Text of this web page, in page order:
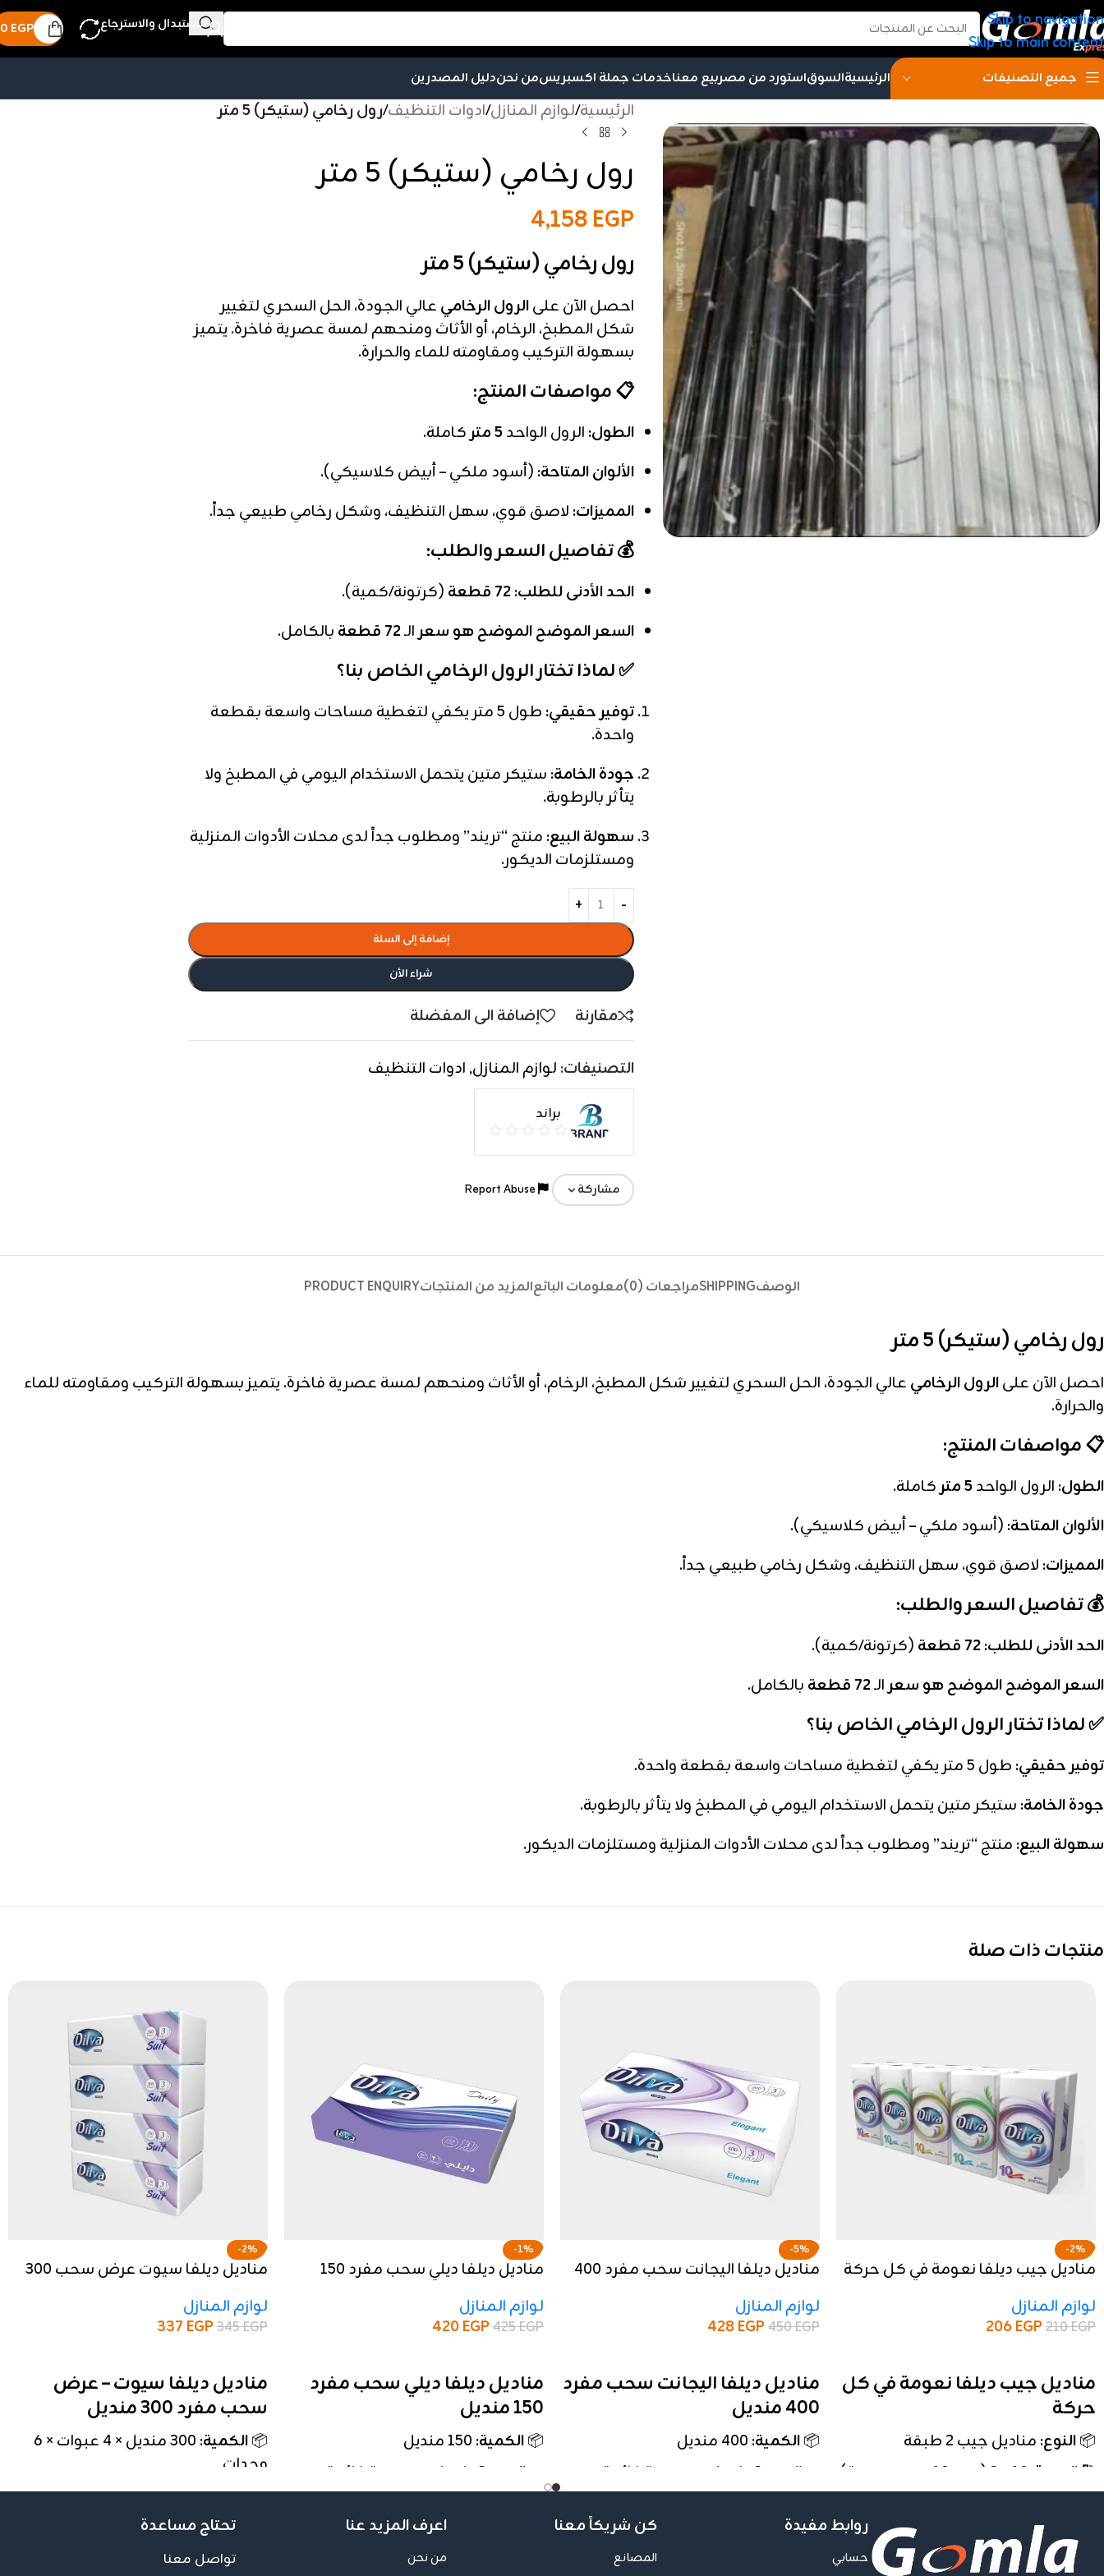
Skip to navigation
Skip to main content
الاستبدال والاسترجاع 0 EGP
جميع التصنيفات الرئيسيةالسوقاستورد من مصربيع معناخدمات جملة اكسبريسمن نحندليل المصدرين
الرئيسية/لوازم المنازل/ادوات التنظيف/رول رخامي (ستيكر) 5 متر
رول رخامي (ستيكر) 5 متر
4,158EGP
رول رخامي (ستيكر) 5 متر
احصل الآن علىالرول الرخامي عالي الجودة، الحل السحري لتغيير
شكل المطبخ، الرخام، أو الأثاث ومنحهم لمسة عصرية فاخرة. يتميز
بسهولة التركيب ومقاومته للماء والحرارة.
📋 مواصفات المنتج:
الطول: الرول الواحد5 متر
كاملة.
الألوان المتاحة: (أسود ملكي – أبيض كلاسيكي).
المميزات: لاصق قوي، سهل التنظيف، وشكل رخامي طبيعي جداً.
💰 تفاصيل السعر والطلب:
الحد الأدنى للطلب:72 قطعة
(كرتونة/كمية).
السعر الموضح الموضح هو سعرالـ72 قطعة بالكامل.
✅ لماذا تختار الرول الرخامي الخاص بنا؟
توفير حقيقي:
طول 5 متر يكفي لتغطية مساحات واسعة بقطعة
واحدة.
جودة الخامة: ستيكر متين يتحمل الاستخدام اليومي في المطبخ ولا
يتأثر بالرطوبة.
سهولة البيع: منتج “تريند” ومطلوب جداً لدى محلات الأدوات المنزلية
ومستلزمات الديكور.
إضافة إلى السلة
شراء الأن
مقارنة إضافة الى المفضلة
التصنيفات: لوازم المنازل, ادوات التنظيف
براند
مشاركة
الوصفSHIPPINGمراجعات (0) معلومات البائعالمزيد من المنتجاتPRODUCT ENQUIRY
رول رخامي (ستيكر) 5 متر
احصل الآن علىالرول الرخامي عالي الجودة، الحل السحري لتغيير شكل المطبخ، الرخام، أو الأثاث ومنحهم لمسة عصرية فاخرة. يتميز بسهولة التركيب ومقاومته للماء
والحرارة.
📋 مواصفات المنتج:
الطول: الرول الواحد5 متر
كاملة.
الألوان المتاحة: (أسود ملكي – أبيض كلاسيكي).
المميزات: لاصق قوي، سهل التنظيف، وشكل رخامي طبيعي جداً.
💰 تفاصيل السعر والطلب:
الحد الأدنى للطلب:72 قطعة
(كرتونة/كمية).
السعر الموضح الموضح هو سعرالـ72 قطعة بالكامل.
✅ لماذا تختار الرول الرخامي الخاص بنا؟
توفير حقيقي: طول 5 متر يكفي لتغطية مساحات واسعة بقطعة واحدة.
جودة الخامة: ستيكر متين يتحمل الاستخدام اليومي في المطبخ ولا يتأثر بالرطوبة.
سهولة البيع: منتج “تريند” ومطلوب جداً لدى محلات الأدوات المنزلية ومستلزمات الديكور.
منتجات ذات صلة
-2%
مناديل جيب ديلفا نعومة في كل حركة
لوازم المنازل
210EGP
206EGP
مناديل جيب ديلفا نعومة في كل
حركة
📦النوع: مناديل جيب 2 طبقة
🔢 العبوة
Delicate
🏭المصدر : إنتاج مصنع ديلفا – جودة
-5%
مناديل ديلفا اليجانت سحب مفرد 400
لوازم المنازل
450EGP
428EGP
مناديل ديلفا اليجانت سحب مفرد
400 منديل
📦الكمية: 400 منديل
النوع
: 3 طبقات – نعومة فائقة
وثبات عالي
🏭الصناعة
: مصرية – إنتاج مصنع
-1%
مناديل ديلفا ديلي سحب مفرد 150
لوازم المنازل
425EGP
420EGP
مناديل ديلفا ديلي سحب مفرد
150 منديل
📦الكمية: 150 منديل
النوع
: 3 طبقات – نعومة فائقة
واستخدام يومي مريح
: مصرية – إنتاج مصنع
ديلفا بجودة ممتازة
-2%
مناديل ديلفا سيوت عرض سحب 300
لوازم المنازل
345EGP
337 EGP
مناديل ديلفا سيوت – عرض
سحب مفرد 300 منديل
📦الكمية
: 300 منديل × 4 عبوات × 6
وحدات
🧼النوع : 3 طبقات – نعومة فائقة
وثبات عالي
الصناعة
: مصرية – إنتاج مصنع
روابط مفيدة
حسابي
كن شريكاً معنا
المصانع
اعرف المزيد عنا
من نحن
تحتاج مساعدة
تواصل معنا